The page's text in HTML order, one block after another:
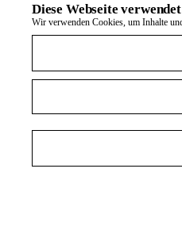
Diese Webseite
Wir verwenden Cookies, um Inhalte